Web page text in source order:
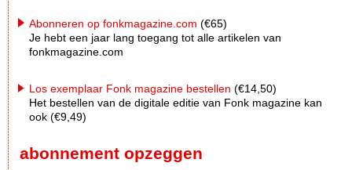
Abonneren op fonkmagazine.com (€65)
Je hebt een jaar lang toegang tot alle artikelen van
fonkmagazine.com
Los exemplaar Fonk magazine bestellen (€14,50)
Het bestellen van de digitale editie van Fonk magazine kan
ook (€9,49)
abonnement opzeggen